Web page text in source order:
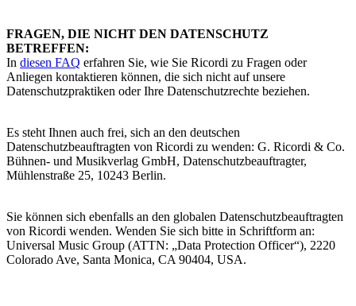
FRAGEN, DIE NICHT DEN DATENSCHUTZ
BETREFFEN:
In diesen FAQ erfahren Sie, wie Sie Ricordi zu Fragen oder
Anliegen kontaktieren können, die sich nicht auf unsere
Datenschutzpraktiken oder Ihre Datenschutzrechte beziehen.
Es steht Ihnen auch frei, sich an den deutschen
Datenschutzbeauftragten von Ricordi zu wenden: G. Ricordi & Co.
Bühnen- und Musikverlag GmbH, Datenschutzbeauftragter,
Mühlenstraße 25, 10243 Berlin.
Sie können sich ebenfalls an den globalen Datenschutzbeauftragten
von Ricordi wenden. Wenden Sie sich bitte in Schriftform an:
Universal Music Group (ATTN: „Data Protection Officer“), 2220
Colorado Ave, Santa Monica, CA 90404, USA.